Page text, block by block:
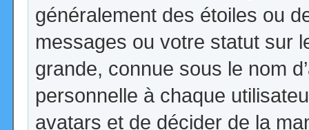
généralement des étoiles ou
messages ou votre statut sur
grande, connue sous le nom
personnelle à chaque
avatars et de décider de la